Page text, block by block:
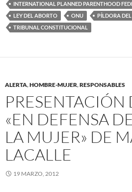
INTERNATIONAL PLANNED PARENTHOOD
LEY DEL ABORTO
ONU
PÍLDORA
TRIBUNAL CONSTITUCIONAL
ALERTA,HOMBRE-MUJER,RESPONSABLES
PRESENTACIÓN
«EN DEFENSA
LA MUJER» DE
LACALLE
19 MARZO, 2012